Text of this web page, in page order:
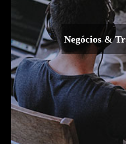
Negócios &